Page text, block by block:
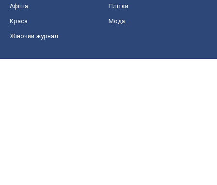
Афіша Плітки
Краса Мода
Жіночий журнал